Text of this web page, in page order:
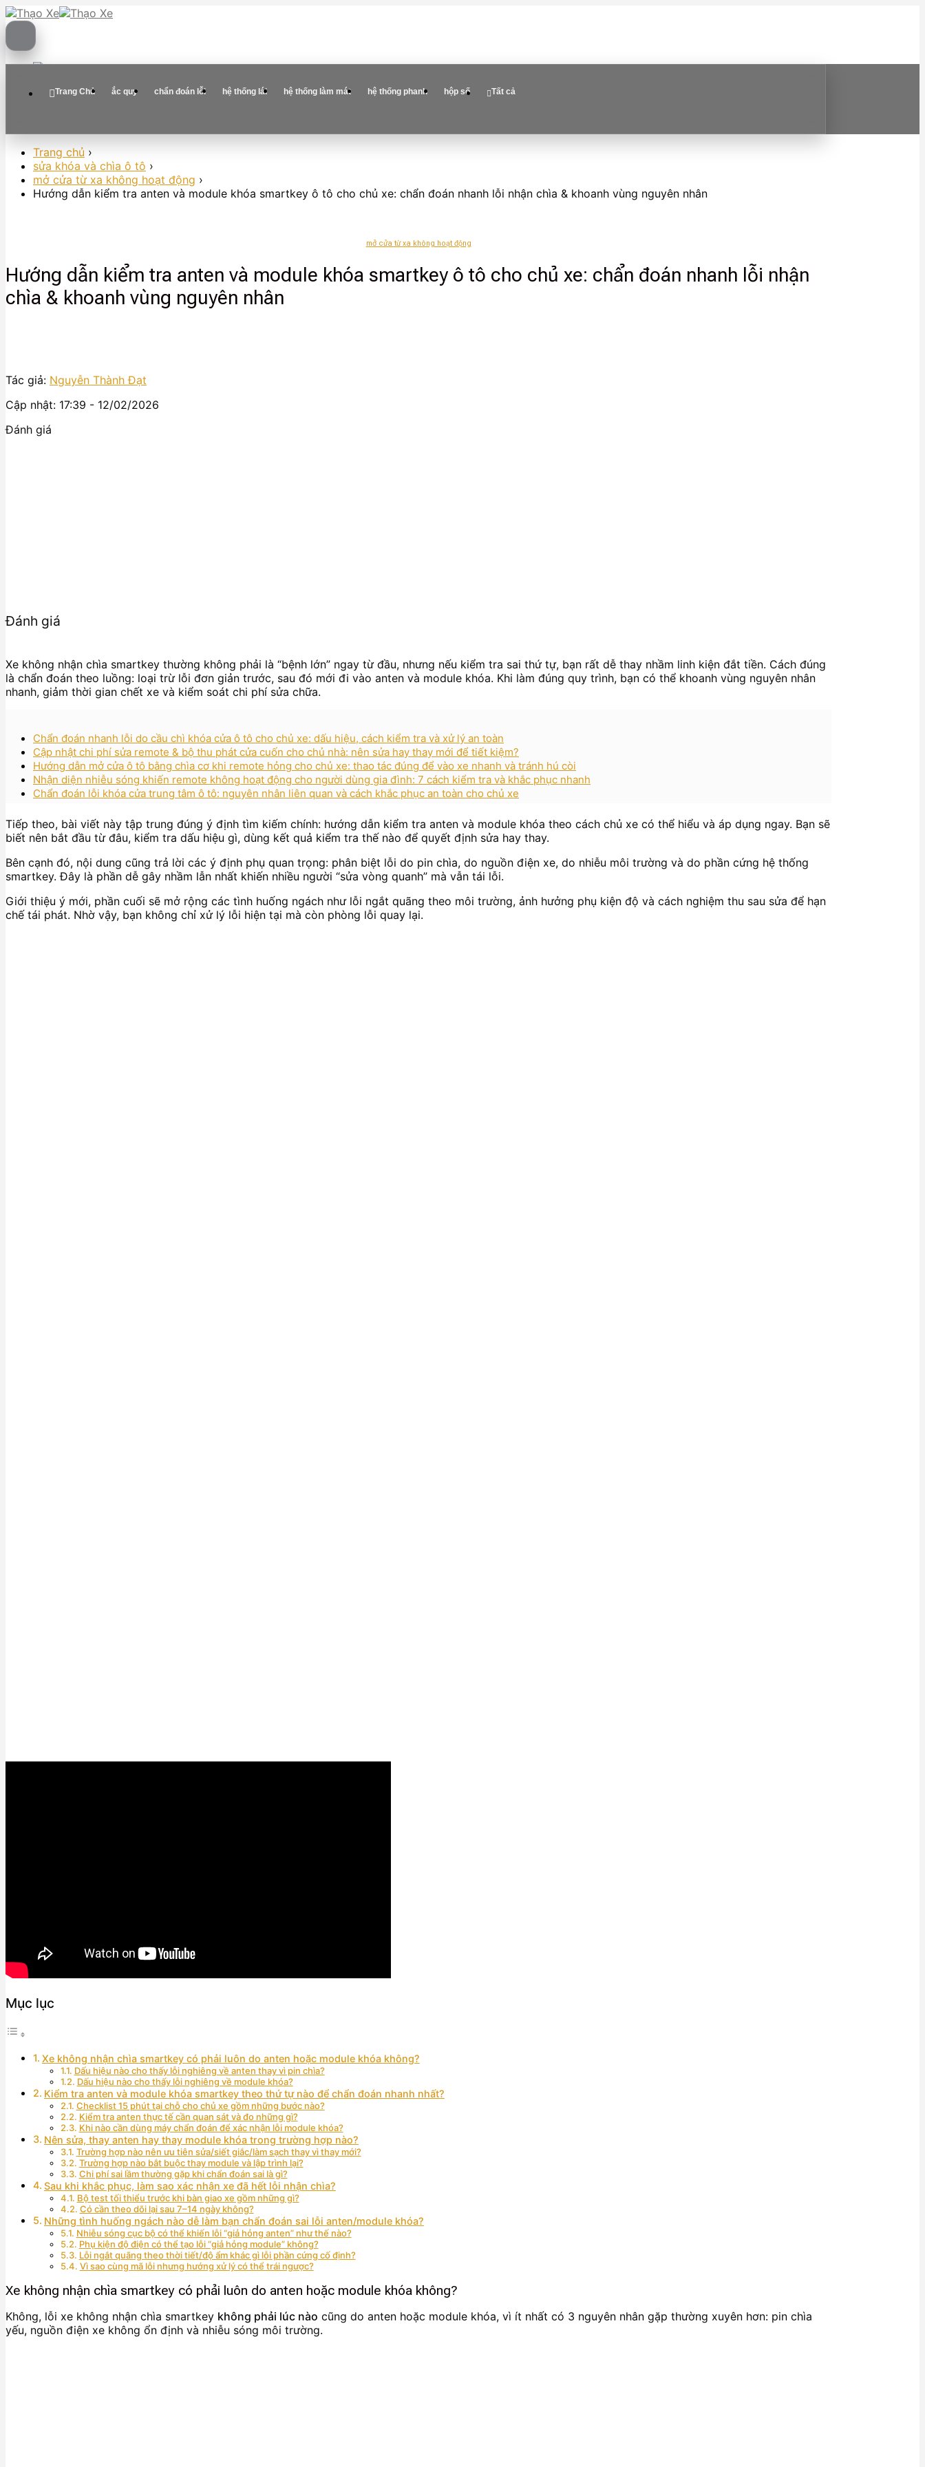
Skip
to
Trang Chủ ắc quy chẩn đoán lỗi hệ thống lái hệ thống làm mát hệ thống phanh hộp số Tất cả
Trang chủ ›
sửa khóa và chìa ô tô ›
mở cửa từ xa không hoạt động ›
Hướng dẫn kiểm tra anten và module khóa smartkey ô tô cho chủ xe: chẩn đoán nhanh lỗi nhận chìa & khoanh vùng nguyên nhân
mở cửa từ xa không hoạt động
Hướng dẫn kiểm tra anten và module khóa smartkey ô tô cho chủ xe: chẩn đoán nhanh lỗi nhận
chìa & khoanh vùng nguyên nhân
Tác giả: Nguyễn Thành Đạt
Cập nhật: 17:39 - 12/02/2026
Đánh giá
Đánh giá
Xe không nhận chìa smartkey thường không phải là “bệnh lớn” ngay từ đầu, nhưng nếu kiểm tra sai thứ tự, bạn rất dễ thay nhầm linh kiện đắt tiền. Cách đúng
là chẩn đoán theo luồng: loại trừ lỗi đơn giản trước, sau đó mới đi vào anten và module khóa. Khi làm đúng quy trình, bạn có thể khoanh vùng nguyên nhân
nhanh, giảm thời gian chết xe và kiểm soát chi phí sửa chữa.
Chẩn đoán nhanh lỗi do cầu chì khóa cửa ô tô cho chủ xe: dấu hiệu, cách kiểm tra và xử lý an toàn
Cập nhật chi phí sửa remote & bộ thu phát cửa cuốn cho chủ nhà: nên sửa hay thay mới để tiết kiệm?
Hướng dẫn mở cửa ô tô bằng chìa cơ khi remote hỏng cho chủ xe: thao tác đúng để vào xe nhanh và tránh hú còi
Nhận diện nhiễu sóng khiến remote không hoạt động cho người dùng gia đình: 7 cách kiểm tra và khắc phục nhanh
Chẩn đoán lỗi khóa cửa trung tâm ô tô: nguyên nhân liên quan và cách khắc phục an toàn cho chủ xe
Tiếp theo, bài viết này tập trung đúng ý định tìm kiếm chính: hướng dẫn kiểm tra anten và module khóa theo cách chủ xe có thể hiểu và áp dụng ngay. Bạn sẽ
biết nên bắt đầu từ đâu, kiểm tra dấu hiệu gì, dùng kết quả kiểm tra thế nào để quyết định sửa hay thay.
Bên cạnh đó, nội dung cũng trả lời các ý định phụ quan trọng: phân biệt lỗi do pin chìa, do nguồn điện xe, do nhiễu môi trường và do phần cứng hệ thống
smartkey. Đây là phần dễ gây nhầm lẫn nhất khiến nhiều người “sửa vòng quanh” mà vẫn tái lỗi.
Giới thiệu ý mới, phần cuối sẽ mở rộng các tình huống ngách như lỗi ngắt quãng theo môi trường, ảnh hưởng phụ kiện độ và cách nghiệm thu sau sửa để hạn
chế tái phát. Nhờ vậy, bạn không chỉ xử lý lỗi hiện tại mà còn phòng lỗi quay lại.
Mục lục
Xe không nhận chìa smartkey có phải luôn do anten hoặc module khóa không?
Dấu hiệu nào cho thấy lỗi nghiêng về anten thay vì pin chìa?
Dấu hiệu nào cho thấy lỗi nghiêng về module khóa?
Kiểm tra anten và module khóa smartkey theo thứ tự nào để chẩn đoán nhanh nhất?
Checklist 15 phút tại chỗ cho chủ xe gồm những bước nào?
Kiểm tra anten thực tế cần quan sát và đo những gì?
Khi nào cần dùng máy chẩn đoán để xác nhận lỗi module khóa?
Nên sửa, thay anten hay thay module khóa trong trường hợp nào?
Trường hợp nào nên ưu tiên sửa/siết giắc/làm sạch thay vì thay mới?
Trường hợp nào bắt buộc thay module và lập trình lại?
Chi phí sai lầm thường gặp khi chẩn đoán sai là gì?
Sau khi khắc phục, làm sao xác nhận xe đã hết lỗi nhận chìa?
Bộ test tối thiểu trước khi bàn giao xe gồm những gì?
Có cần theo dõi lại sau 7–14 ngày không?
Những tình huống ngách nào dễ làm bạn chẩn đoán sai lỗi anten/module khóa?
Nhiễu sóng cục bộ có thể khiến lỗi “giả hỏng anten” như thế nào?
Phụ kiện độ điện có thể tạo lỗi “giả hỏng module” không?
Lỗi ngắt quãng theo thời tiết/độ ẩm khác gì lỗi phần cứng cố định?
Vì sao cùng mã lỗi nhưng hướng xử lý có thể trái ngược?
Xe không nhận chìa smartkey có phải luôn do anten hoặc module khóa không?
Không, lỗi xe không nhận chìa smartkey không phải lúc nào cũng do anten hoặc module khóa, vì ít nhất có 3 nguyên nhân gặp thường xuyên hơn: pin chìa
yếu, nguồn điện xe không ổn định và nhiễu sóng môi trường.